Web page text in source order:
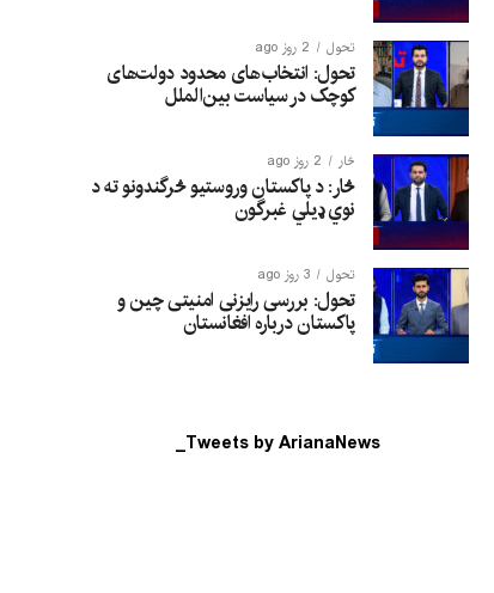
تحول 2 روز ago
تحول: انتخاب‌های محدود دولت‌های
کوچک در سیاست بین‌الملل
څار 2 روز ago
څار: د پاکستان وروستیو څرگندونو ته د
نوي ډیلي غبرگون
تحول 3 روز ago
تحول: بررسی رایزنی امنیتی چین و
پاکستان درباره افغانستان
Tweets by ArianaNews_